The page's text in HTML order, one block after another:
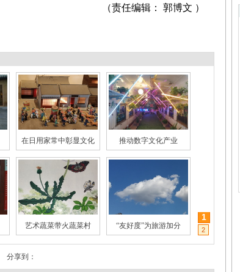
（责任编辑： 郭博文 ）
在日用家常中彰显文化 推动数字文化产业
艺术蔬菜带火蔬菜村 “友好度”为旅游加分
1
2
分享到：